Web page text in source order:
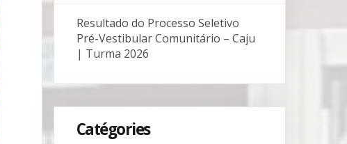
Resultado do Processo Seletivo
Pré-Vestibular Comunitário – Caju
| Turma 2026
Catégories